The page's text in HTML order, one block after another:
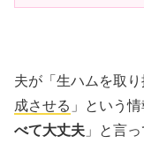
夫が「生ハムを取り
成させる 」という
べて大丈夫 」と言